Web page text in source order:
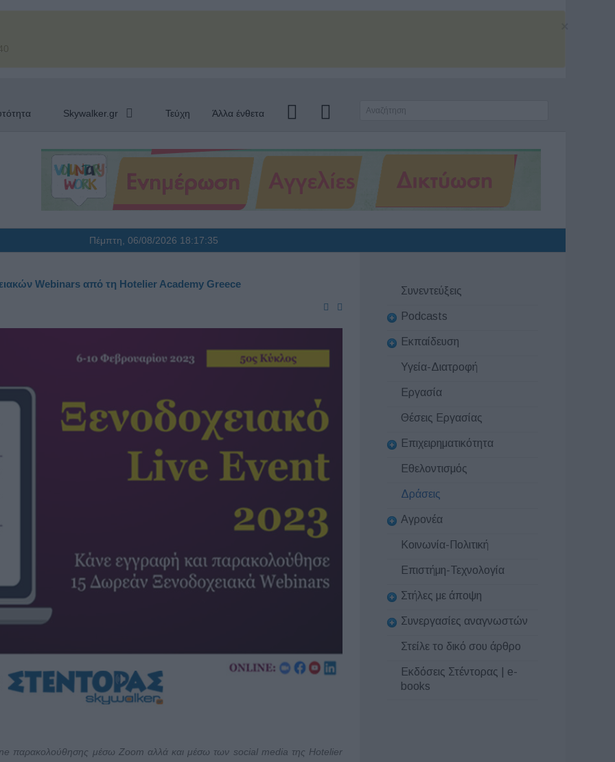
Skywalker.gr Τεύχη Άλλα ένθετα
Πέμπτη, 06/08/2026 18:17:36
Webinars από τη Hotelier Academy Greece
παρακολούθησης μέσω Zoom αλλά και μέσω των social media της Hotelier
Συνεντεύξεις
Podcasts
Εκπαίδευση
Υγεία-Διατροφή
Εργασία
Θέσεις Εργασίας
Επιχειρηματικότητα
Εθελοντισμός
Δράσεις
Αγρονέα
Κοινωνία-Πολιτική
Επιστήμη-Τεχνολογία
Στήλες με άποψη
Συνεργασίες αναγνωστών
Στείλε το δικό σου άρθρο
Εκδόσεις Στέντορας | e-
books